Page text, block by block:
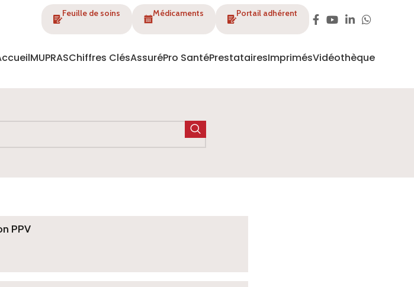
Feuille de soins Médicaments Portail adhérent
MUPRASChiffres ClésAssuréPro SantéPrestatairesImprimésVidéothèque
PPV